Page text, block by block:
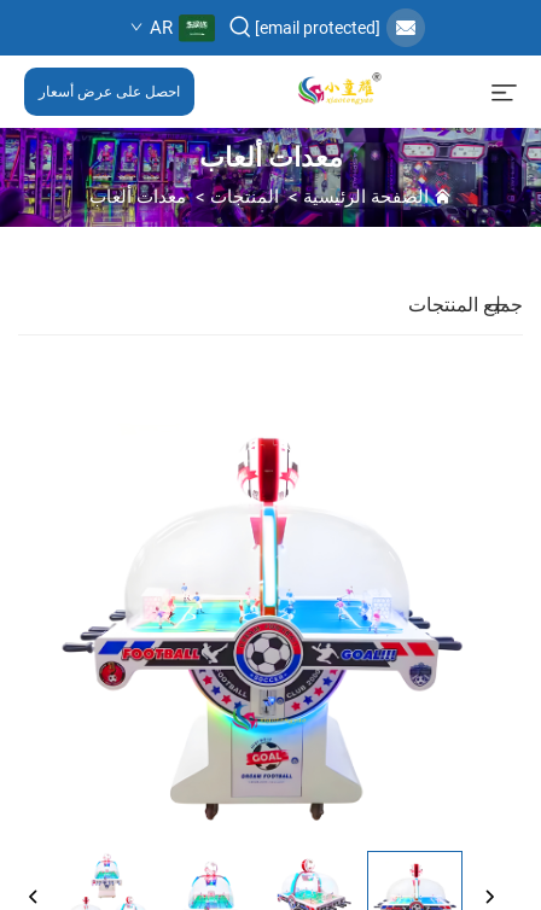
[email protected]
AR
احصل على عرض أسعار
معدات ألعاب
الصفحة الرئيسية>المنتجات >معدات ألعاب
جميع المنتجات